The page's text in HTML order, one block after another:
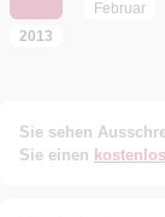
Februar
2013
Sie sehen
Sie einen